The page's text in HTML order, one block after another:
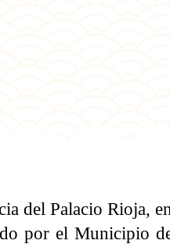
del Palacio Rioja,
por el Municipio